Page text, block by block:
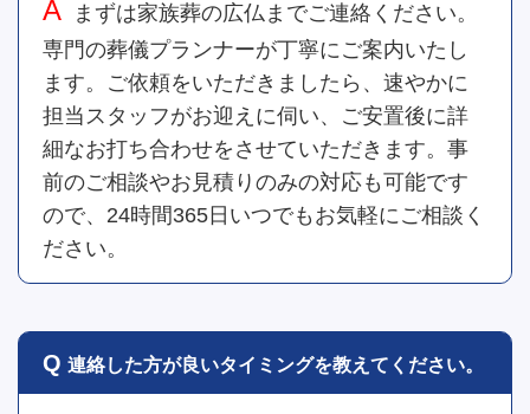
まずは家族葬の広仏までご連絡ください。
専門の葬儀プランナーが丁寧にご案内いたし
ます。ご依頼をいただきましたら、速やかに
担当スタッフがお迎えに伺い、ご安置後に詳
細なお打ち合わせをさせていただきます。事
前のご相談やお見積りのみの対応も可能です
ので、24時間365日いつでもお気軽にご相談く
ださい。
連絡した方が良いタイミングを教えてください。